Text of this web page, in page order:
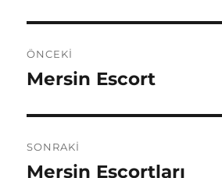
gezinmesi
ÖNCEKI
Önceki
Mersin Escort
SONRAKI
Sonraki
Mersin Escortları